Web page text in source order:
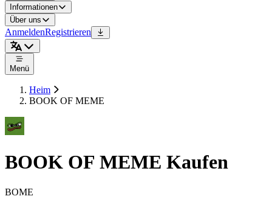
Informationen
Über uns
AnmeldenRegistrieren
Menü
Heim
BOOK OF MEME
BOOK OF MEME Kaufen
BOME